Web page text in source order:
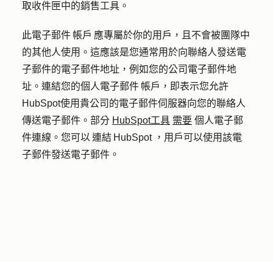
取收件匣中的銷售工具。
此電子郵件 帳戶 應專屬於你的用戶，且不會被團隊中
的其他人使用。這應該是您通常用於向聯絡人發送電
子郵件的電子郵件地址，例如您的公司電子郵件地
址。連結您的個人電子郵件 帳戶，即表示您允許
HubSpot使用貴公司的電子郵件伺服器向您的聯絡人
傳送電子郵件。部分 HubSpot工具 需要 個人電子郵
件連線。您可以 連結 HubSpot ，用戶可以使用該電
子郵件發送電子郵件。